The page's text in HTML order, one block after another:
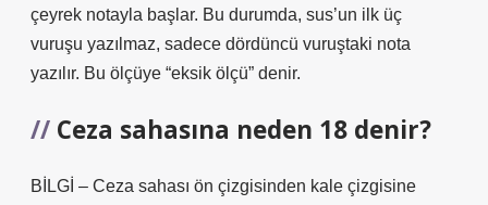
çeyrek notayla başlar. Bu durumda, sus’un ilk üç
vuruşu yazılmaz, sadece dördüncü vuruştaki nota
yazılır. Bu ölçüye “eksik ölçü” denir.
Ceza sahasına neden 18 denir?
BİLGİ – Ceza sahası ön çizgisinden kale çizgisine